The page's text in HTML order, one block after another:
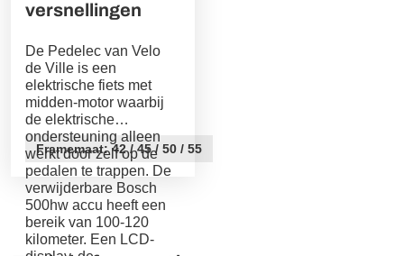
Privé wastafel
Vanafprijzen zijn per persoon, per enkele reis, op basis
van beschikbaarheid.
versnellingen
De Pedelec van Velo
de Ville is een
elektrische fiets met
midden-motor waarbij
de elektrische
ondersteuning alleen
werkt door zelf op de
pedalen te trappen. De
verwijderbare Bosch
500hw accu heeft een
bereik van 100-120
kilometer. Een LCD-
Framemaat: 42 / 45 / 50 / 55